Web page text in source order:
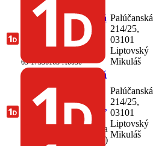
17336163-A0033
Jednodňová zdravotná
ortopédia, Liptovský
Mikuláš(Ortopédia)
65-17336163-A0030
Palúčanská
214/25,
03101
Liptovský
Mikuláš
Jednodňová zdravotná
starostlivosť,
otorinolaryngológia a
chirurgia hlavy a krku,
Liptovský Mikuláš
(Otorinolaryngológia a
chirurgia hlavy a krku)
Palúčanská
214/25,
03101
Liptovský
Mikuláš